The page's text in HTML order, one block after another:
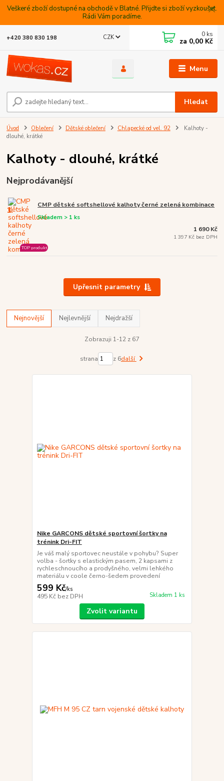
Veškeré zboží dostupné na obchodě v Blatné. Přijdte si zboží vyzkoušet.
Rádi Vám poradíme.
Menu
CZK
Hledat
+420 380 830 198 0 ks
za 0,00 Kč
Úvod Oblečení Dětské oblečení Chlapecké od vel. 92
Kalhoty -
dlouhé, krátké
Kalhoty - dlouhé, krátké
Nejprodávanější
1. CMP dětské softshellové kalhoty černé zelená kombinace
Skladem > 1 ks
TOP produkt
1 690 Kč
1 397 Kč bez DPH
Upřesnit parametry
Nejnovější Nejlevnější Nejdražší
Zobrazuji 1-12 z 67
strana z 6další
Nike GARCONS dětské sportovní šortky na
trénink Dri-FIT
Je váš malý sportovec neustále v pohybu? Super
volba - šortky s elastickým pasem, 2 kapsami z
rychleschnoucího a prodyšného, velmi lehkého
materiálu v coole černo-šedem provedení
599 Kč/ks
495 Kč bez DPH Skladem 1 ks
Zvolit variantu